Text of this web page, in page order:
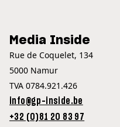
Media Inside
Rue de Coquelet, 134
5000 Namur
TVA 0784.921.426
info@gp-inside.be
+32 (0)81 20 83 97